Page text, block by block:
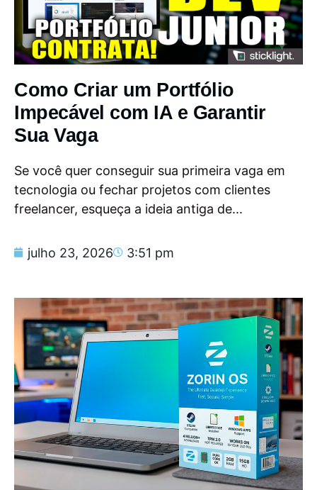
Como Criar um Portfólio
Impecável com IA e Garantir
Sua Vaga
Se você quer conseguir sua primeira vaga em
tecnologia ou fechar projetos com clientes
freelancer, esqueça a ideia antiga de...
julho 23, 2026 3:51 pm